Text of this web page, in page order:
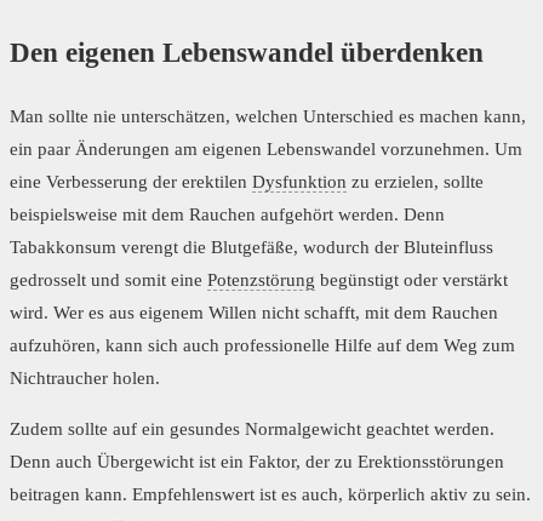
Den eigenen Lebenswandel überdenken
Man sollte nie unterschätzen, welchen Unterschied es machen kann,
ein paar Änderungen am eigenen Lebenswandel vorzunehmen. Um
eine Verbesserung der erektilen Dysfunktion zu erzielen, sollte
beispielsweise mit dem Rauchen aufgehört werden. Denn
Tabakkonsum verengt die Blutgefäße, wodurch der Bluteinfluss
gedrosselt und somit eine Potenzstörung begünstigt oder verstärkt
wird. Wer es aus eigenem Willen nicht schafft, mit dem Rauchen
aufzuhören, kann sich auch professionelle Hilfe auf dem Weg zum
Nichtraucher holen.
Zudem sollte auf ein gesundes Normalgewicht geachtet werden.
Denn auch Übergewicht ist ein Faktor, der zu Erektionsstörungen
beitragen kann. Empfehlenswert ist es auch, körperlich aktiv zu sein.